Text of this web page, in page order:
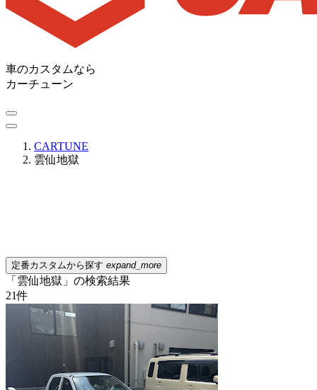
車のカスタムなら
カーチューン
CARTUNE
雲仙地獄
定番カスタムから探す expand_more
「雲仙地獄」の検索結果
21件